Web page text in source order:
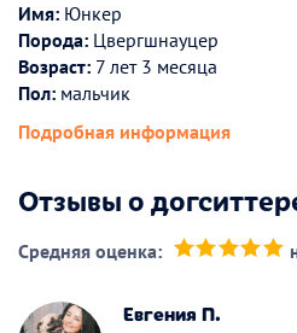
Имя: Юнкер
Порода: Цвергшнауцер
Возраст: 7 лет 3 месяца
Пол: мальчик
Подробная информация
Отзывы о
Средняя оценка:
Евгения П.